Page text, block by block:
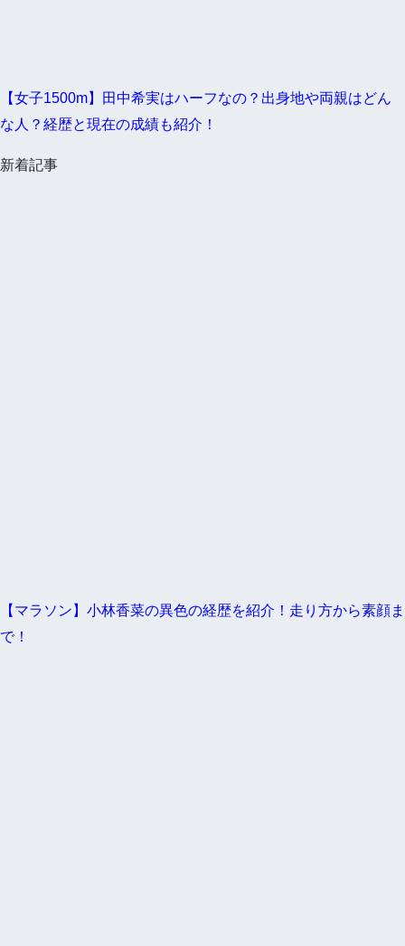
【女子1500m】田中希実はハーフなの？出身地や両親はどん
な人？経歴と現在の成績も紹介！
新着記事
【マラソン】小林香菜の異色の経歴を紹介！走り方から素顔ま
で！